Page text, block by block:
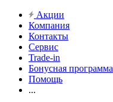
Акции
Компания
Контакты
Сервис
Trade-in
Бонусная программа
Помощь
...